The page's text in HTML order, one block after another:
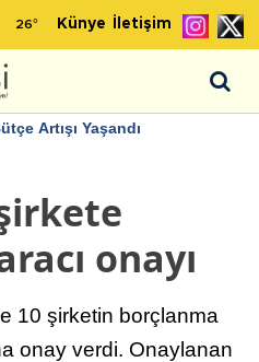
26° Künye İletişim
Artışı Yaşandı
onayı
10 şirketin borçlanma
onay verdi. Onaylanan